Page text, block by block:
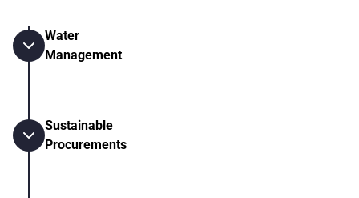
Water
Management
Sustainable
Procurements